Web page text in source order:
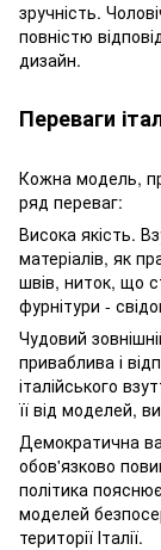
зручність.
повністю
дизайн.
Переваги
Кожна модель,
ряд переваг:
Висока якість.
матеріалів, як
швів, ниток, що
фурнітури -
Чудовий
приваблива і
італійського
її від моделей,
Демократична
обов'язково
політика
моделей
території Італії.